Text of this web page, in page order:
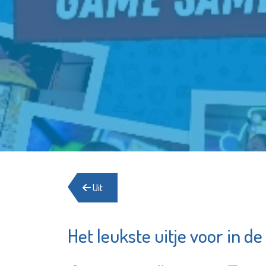
Uit
Het leukste uitje voor in
Het Schiedams
Irado